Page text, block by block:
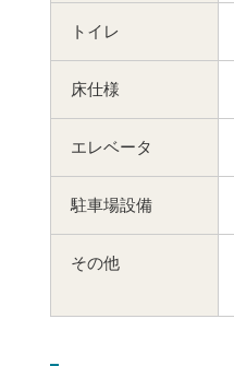
トイレ
床仕様
エレベータ
駐車場設備
その他